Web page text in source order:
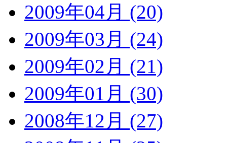
2009年04月 (20)
2009年03月 (24)
2009年02月 (21)
2009年01月 (30)
2008年12月 (27)